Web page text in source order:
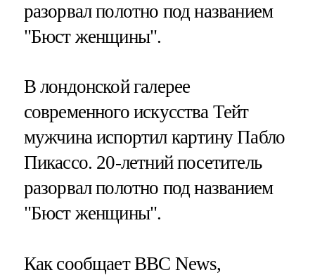
разорвал полотно под названием
"Бюст женщины".
В лондонской галерее
современного искусства Тейт
мужчина испортил картину Пабло
Пикассо. 20-летний посетитель
разорвал полотно под названием
"Бюст женщины".
Как сообщает BBC News,